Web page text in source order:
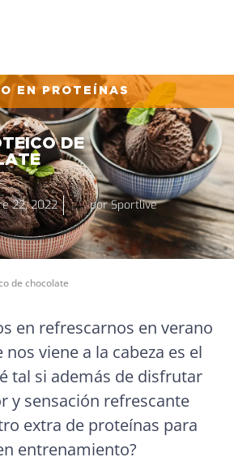
EN PROTEÍNAS
DE
22, 2022 porSportlive
de chocolate
en refrescarnos en verano
viene a la cabeza es el
tal si además de disfrutar
y sensación refrescante
extra de proteínas para
entrenamiento?